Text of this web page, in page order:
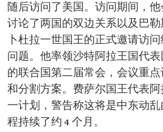
随后访问了美国。访问期间，他
讨论了两国的双边关系以及巴
卜杜拉一世国王的正式邀请访
问题。他率领沙特阿拉王国代
的联合国第二届常会，会议重
和分割方案。费萨尔国王代表
一计划，警告称这将是中东动
程持续了约 4 个月。